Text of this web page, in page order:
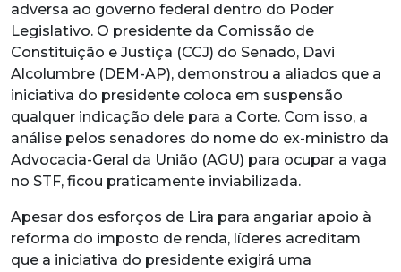
adversa ao governo federal dentro do Poder
Legislativo. O presidente da Comissão de
Constituição e Justiça (CCJ) do Senado, Davi
Alcolumbre (DEM-AP), demonstrou a aliados que a
iniciativa do presidente coloca em suspensão
qualquer indicação dele para a Corte. Com isso, a
análise pelos senadores do nome do ex-ministro da
Advocacia-Geral da União (AGU) para ocupar a vaga
no STF, ficou praticamente inviabilizada.
Apesar dos esforços de Lira para angariar apoio à
reforma do imposto de renda, líderes acreditam
que a iniciativa do presidente exigirá uma